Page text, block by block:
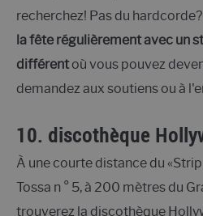
recherchez! Pas du
la fête régulièrement avec un
différentoù vous pouvez
demandez aux soutiens ou à
10. discothèque
À une courte distance du
Tossa n ° 5, à 200 mètres du
trouverez la discothèque